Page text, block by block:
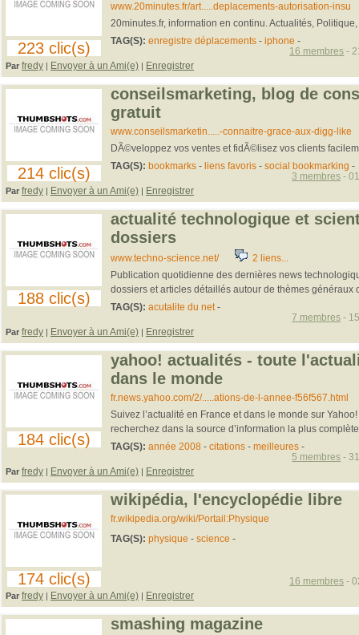
223 clic(s)
www.20minutes.fr/art.....deplacements-autorisation-insu
20minutes.fr, information en continu. Actualités,
TAG(S): enregistre déplacements- iphone -
Par fredy | Envoyer à un Ami(e) | Enregistrer
16 membres -
214 clic(s)
conseilsmarketing, blog de
gratuit
www.conseilsmarketin.....-connaitre-grace-aux-digg-like
DÃ©veloppez vos ventes et fidÃ©lisez vos clients
TAG(S): bookmarks- liens favoris- social bookmarking -
Par fredy | Envoyer à un Ami(e) | Enregistrer
3 membres -
188 clic(s)
actualité technologique et
dossiers
www.techno-science.net/ 2 liens...
Publication quotidienne des dernières news
dossiers et articles détaillés autour de thèmes généraux
TAG(S): acutalite du net-
Par fredy | Envoyer à un Ami(e) | Enregistrer
7 membres -
184 clic(s)
yahoo! actualités - toute
dans le monde
fr.news.yahoo.com/2/.....ations-de-l-annee-f56f567.html
Suivez l’actualité en France et dans le monde sur
recherchez dans la source d’information la plus
TAG(S): année 2008- citations- meilleures-
Par fredy | Envoyer à un Ami(e) | Enregistrer
5 membres -
174 clic(s)
wikipédia, l'encyclopédie libre
fr.wikipedia.org/wiki/Portail:Physique
TAG(S): physique - science -
Par fredy | Envoyer à un Ami(e) | Enregistrer
16 membres -
smashing magazine